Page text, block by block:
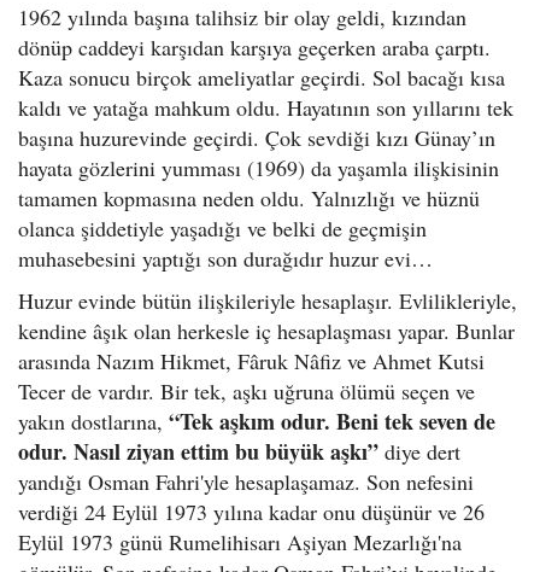
1962 yılında başına talihsiz bir olay geldi, kızından
dönüp caddeyi karşıdan karşıya geçerken araba çarptı.
Kaza sonucu birçok ameliyatlar geçirdi. Sol bacağı kısa
kaldı ve yatağa mahkum oldu. Hayatının son yıllarını tek
başına huzurevinde geçirdi. Çok sevdiği kızı Günay’ın
hayata gözlerini yumması (1969) da yaşamla ilişkisinin
tamamen kopmasına neden oldu. Yalnızlığı ve hüznü
olanca şiddetiyle yaşadığı ve belki de geçmişin
muhasebesini yaptığı son durağıdır huzur evi…
Huzur evinde bütün ilişkileriyle hesaplaşır. Evlilikleriyle,
kendine âşık olan herkesle iç hesaplaşması yapar. Bunlar
arasında Nazım Hikmet, Fâruk Nâfiz ve Ahmet Kutsi
Tecer de vardır. Bir tek, aşkı uğruna ölümü seçen ve
yakın dostlarına, “Tek aşkım odur. Beni tek seven de
odur. Nasıl ziyan ettim bu büyük aşkı” diye dert
yandığı Osman Fahri'yle hesaplaşamaz. Son nefesini
verdiği 24 Eylül 1973 yılına kadar onu düşünür ve 26
Eylül 1973 günü Rumelihisarı Aşiyan Mezarlığı'na